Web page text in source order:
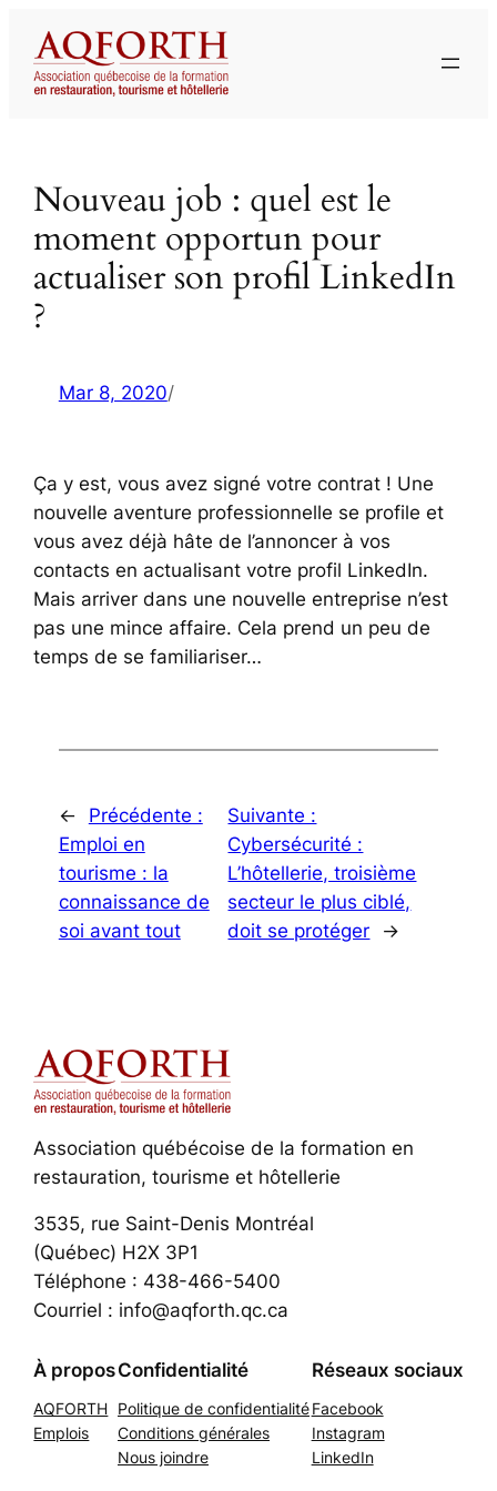
contenu
Nouveau job : quel est le
moment opportun pour
actualiser son profil LinkedIn
?
Mar 8, 2020/
Ça y est, vous avez signé votre contrat ! Une
nouvelle aventure professionnelle se profile et
vous avez déjà hâte de l’annoncer à vos
contacts en actualisant votre profil LinkedIn.
Mais arriver dans une nouvelle entreprise n’est
pas une mince affaire. Cela prend un peu de
temps de se familiariser…
←
Précédente :
Emploi en
tourisme : la
connaissance de
soi avant tout
Suivante :
Cybersécurité :
L’hôtellerie, troisième
secteur le plus ciblé,
doit se protéger
→
Association québécoise de la formation en
restauration, tourisme et hôtellerie
3535, rue Saint-Denis Montréal
(Québec) H2X 3P1
Téléphone : 438-466-5400
Courriel : info@aqforth.qc.ca
À propos
AQFORTH
Emplois
Confidentialité
Politique de confidentialité
Conditions générales
Nous joindre
Réseaux sociaux
Facebook
Instagram
LinkedIn